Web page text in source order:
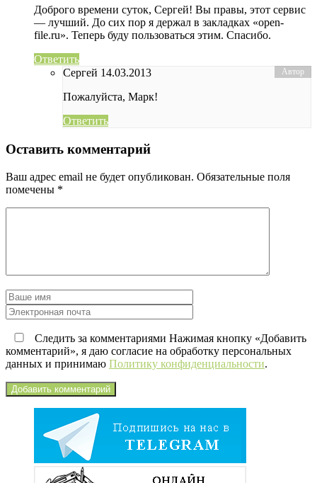
Доброго времени суток, Сергей! Вы правы, этот сервис
— лучший. До сих пор я держал в закладках «open-
file.ru». Теперь буду пользоваться этим. Спасибо.
Ответить
Сергей 14.03.2013
Пожалуйста, Марк!
Ответить
Оставить комментарий
Ваш адрес email не будет опубликован. Обязательные поля
помечены *
Следить за комментариями Нажимая кнопку «Добавить
комментарий», я даю согласие на обработку персональных
данных и принимаю Политику конфиденциальности.